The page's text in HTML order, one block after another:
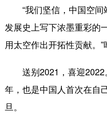
陕西 甘肃
新疆 内蒙古
多语种频道
English Español
“我们坚信，中国空间
发展史上写下浓墨重彩的
用太空作出开拓性贡献。”
送别2021，喜迎2022
年，也是中国人首次在自
旦。